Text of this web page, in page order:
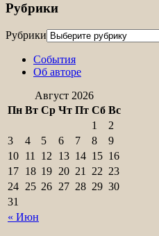
Рубрики
Рубрики
События
Об авторе
Август 2026
Пн Вт Ср Чт Пт Сб Вс
« Июн
1
2
3
4 5 6 7 8
9
10 11 12 13 14 15 16
17 18 19 20 21 22 23
24 25 26 27 28 29 30
31